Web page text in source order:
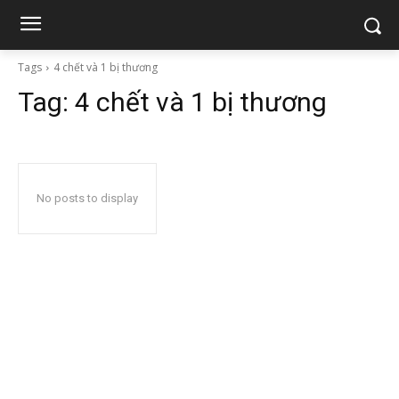
Tags 4 chết và 1 bị thương
Tag: 4 chết và 1 bị thương
No posts to display